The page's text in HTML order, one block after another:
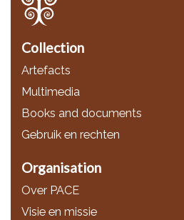
Collection
Artefacts
Multimedia
Books and documents
Gebruik en rechten
Organisation
Over PACE
Visie en missie